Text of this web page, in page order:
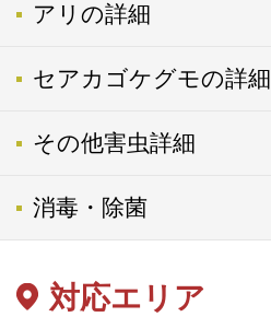
アリの詳細
セアカゴケグモの詳細
その他害虫詳細
消毒・除菌
対応エリア